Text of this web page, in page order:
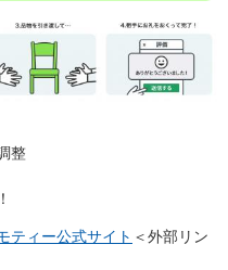
整
ティー公式サイト ＜外部リン